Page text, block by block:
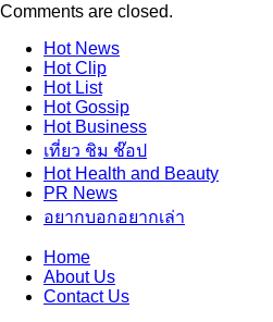
Comments are closed.
HotNews
HotClip
HotList
HotGossip
HotBusiness
เที่ยว ชิม ช๊อป
HotHealth and Beauty
PR News
อยากบอกอยากเล่า
Home
About Us
Contact Us